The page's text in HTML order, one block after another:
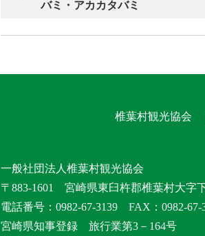
バミ・アカカタバミ
椎葉村観光協会
一般社団法人椎葉村観光協会
〒883-1601 宮崎県東臼杵郡椎葉村大字
電話番号：0982-67-3139 FAX：0982-67-
宮崎県知事登録 旅行業第3－164号